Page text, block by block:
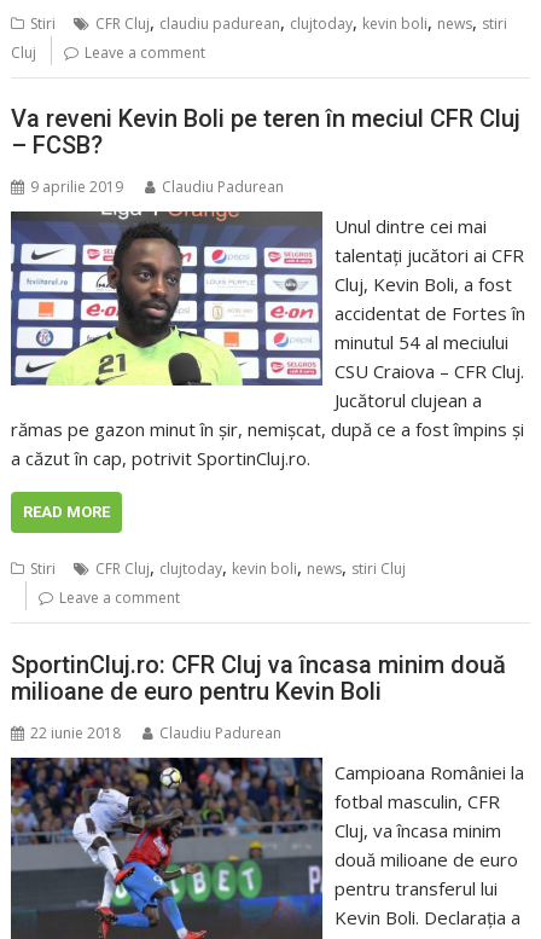
Stiri CFR Cluj, claudiu padurean, clujtoday, kevin boli, news, stiri
Cluj
Leave a comment
Va reveni Kevin Boli pe teren în meciul CFR Cluj
– FCSB?
9 aprilie 2019 Claudiu Padurean
Unul dintre cei mai
talentaţi jucători ai CFR
Cluj, Kevin Boli, a fost
accidentat de Fortes în
minutul 54 al meciului
CSU Craiova – CFR Cluj.
Jucătorul clujean a
rămas pe gazon minut în şir, nemişcat, după ce a fost împins şi
a căzut în cap, potrivit SportinCluj.ro.
READ MORE
Stiri CFR Cluj, clujtoday, kevin boli, news, stiri Cluj
Leave a comment
SportinCluj.ro: CFR Cluj va încasa minim două
milioane de euro pentru Kevin Boli
22 iunie 2018 Claudiu Padurean
Campioana României la
fotbal masculin, CFR
Cluj, va încasa minim
două milioane de euro
pentru transferul lui
Kevin Boli. Declaraţia a